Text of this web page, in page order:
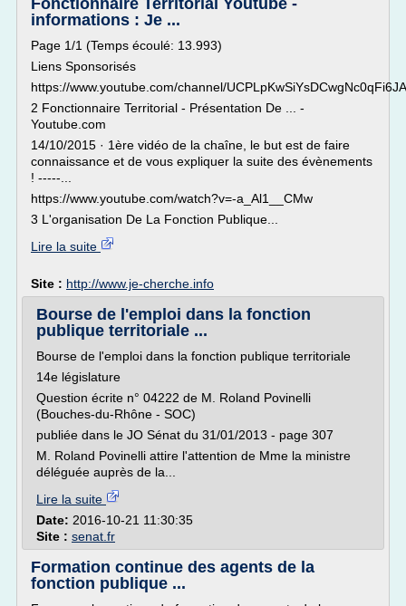
Fonctionnaire Territorial Youtube -
informations : Je ...
Page 1/1 (Temps écoulé: 13.993)
Liens Sponsorisés
https://www.youtube.com/channel/UCPLpKwSiYsDCwgNc0qFi6JA
2 Fonctionnaire Territorial - Présentation De ... -
Youtube.com
14/10/2015 · 1ère vidéo de la chaîne, le but est de faire
connaissance et de vous expliquer la suite des évènements
! -----...
https://www.youtube.com/watch?v=-a_Al1__CMw
3 L'organisation De La Fonction Publique...
Lire la suite
Site : http://www.je-cherche.info
Bourse de l'emploi dans la fonction
publique territoriale ...
Bourse de l'emploi dans la fonction publique territoriale
14e législature
Question écrite n° 04222 de M. Roland Povinelli
(Bouches-du-Rhône - SOC)
publiée dans le JO Sénat du 31/01/2013 - page 307
M. Roland Povinelli attire l'attention de Mme la ministre
déléguée auprès de la...
Lire la suite
Date: 2016-10-21 11:30:35
Site : senat.fr
Formation continue des agents de la
fonction publique ...